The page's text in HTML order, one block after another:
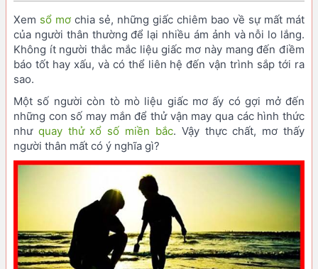
Xem sổ mơ chia sẻ, những giấc chiêm bao về sự mất mát
của người thân thường để lại nhiều ám ảnh và nỗi lo lắng.
Không ít người thắc mắc liệu giấc mơ này mang đến điềm
báo tốt hay xấu, và có thể liên hệ đến vận trình sắp tới ra
sao.
Một số người còn tò mò liệu giấc mơ ấy có gợi mở đến
những con số may mắn để thử vận may qua các hình thức
như quay thử xổ số miền bắc. Vậy thực chất, mơ thấy
người thân mất có ý nghĩa gì?